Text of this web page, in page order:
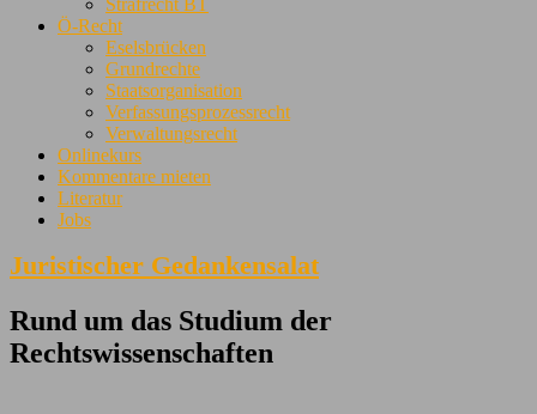
Strafrecht BT
Ö-Recht
Eselsbrücken
Grundrechte
Staatsorganisation
Verfassungsprozessrecht
Verwaltungsrecht
Onlinekurs
Kommentare mieten
Literatur
Jobs
Juristischer Gedankensalat
Rund um das Studium der
Rechtswissenschaften